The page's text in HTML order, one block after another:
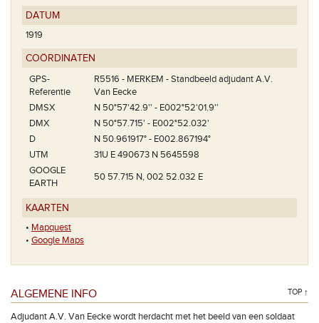
DATUM
1919
COÖRDINATEN
GPS-
Referentie
R5516 - MERKEM - Standbeeld adjudant A.V.
Van Eecke
DMSX
N 50°57'42.9'' - E002°52'01.9''
DMX
N 50°57.715' - E002°52.032'
D
N 50.961917° - E002.867194°
UTM
31U E 490673 N 5645598
GOOGLE
EARTH
50 57.715 N, 002 52.032 E
KAARTEN
• Mapquest
• Google Maps
ALGEMENE INFO TOP ↑
Adjudant A.V. Van Eecke wordt herdacht met het beeld van een soldaat